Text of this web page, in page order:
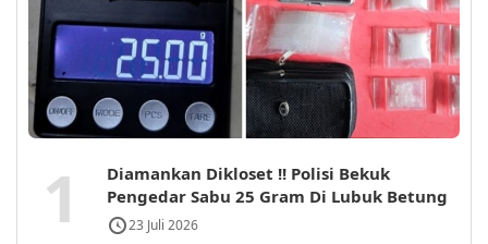
1
Diamankan Dikloset !! Polisi Bekuk
Pengedar Sabu 25 Gram Di Lubuk Betung
23 Juli 2026